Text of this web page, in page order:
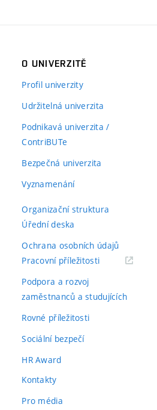
O UNIVERZITĚ
Profil univerzity
Udržitelná univerzita
Podnikavá univerzita /
ContriBUTe
Bezpečná univerzita
Vyznamenání
Organizační struktura
Úřední deska
Ochrana osobních údajů
Pracovní příležitosti(externí
Podpora a rozvoj
zaměstnanců a studujících
Rovné příležitosti
Sociální bezpečí
HR Award
Kontakty
Pro média